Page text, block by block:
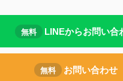
無料 LINEからお問い合
無料 お問い合わせ